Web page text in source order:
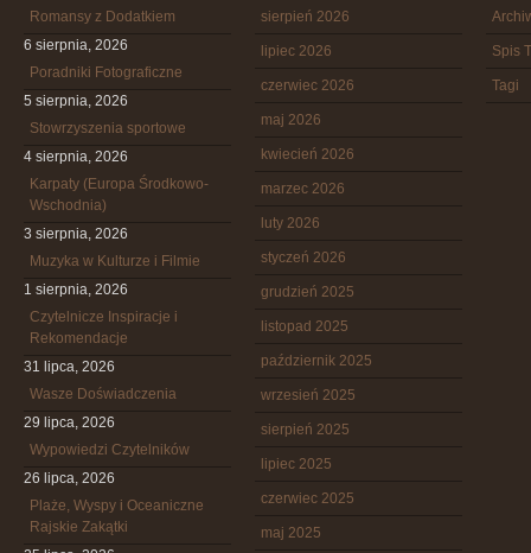
Romansy z Dodatkiem
6 sierpnia, 2026
Poradniki Fotograficzne
5 sierpnia, 2026
Stowrzyszenia sportowe
4 sierpnia, 2026
Karpaty (Europa Środkowo-
Wschodnia)
3 sierpnia, 2026
Muzyka w Kulturze i Filmie
1 sierpnia, 2026
Czytelnicze Inspiracje i
Rekomendacje
31 lipca, 2026
Wasze Doświadczenia
29 lipca, 2026
Wypowiedzi Czytelników
26 lipca, 2026
Plaże, Wyspy i Oceaniczne
Rajskie Zakątki
sierpień 2026
lipiec 2026
czerwiec 2026
maj 2026
kwiecień 2026
marzec 2026
luty 2026
styczeń 2026
grudzień 2025
listopad 2025
październik 2025
wrzesień 2025
sierpień 2025
lipiec 2025
czerwiec 2025
maj 2025
Spis
Tagi